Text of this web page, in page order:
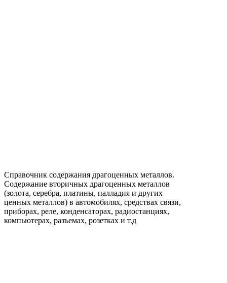
Справочник содержания драгоценных металлов.
Содержание вторичных драгоценных металлов
(золота, серебра, платины, палладия и других
ценных металлов) в автомобилях, средствах связи,
приборах, реле, конденсаторах, радиостанциях,
компьютерах, разъемах, розетках и т.д